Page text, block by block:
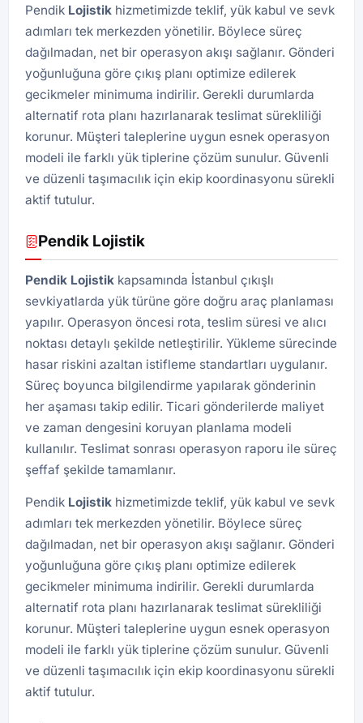
Pendik Lojistik hizmetimizde teklif, yük kabul ve sevk
adımları tek merkezden yönetilir. Böylece süreç
dağılmadan, net bir operasyon akışı sağlanır. Gönderi
yoğunluğuna göre çıkış planı optimize edilerek
gecikmeler minimuma indirilir. Gerekli durumlarda
alternatif rota planı hazırlanarak teslimat sürekliliği
korunur. Müşteri taleplerine uygun esnek operasyon
modeli ile farklı yük tiplerine çözüm sunulur. Güvenli
ve düzenli taşımacılık için ekip koordinasyonu sürekli
aktif tutulur.
Pendik Lojistik
Pendik Lojistik kapsamında İstanbul çıkışlı
sevkiyatlarda yük türüne göre doğru araç planlaması
yapılır. Operasyon öncesi rota, teslim süresi ve alıcı
noktası detaylı şekilde netleştirilir. Yükleme sürecinde
hasar riskini azaltan istifleme standartları uygulanır.
Süreç boyunca bilgilendirme yapılarak gönderinin
her aşaması takip edilir. Ticari gönderilerde maliyet
ve zaman dengesini koruyan planlama modeli
kullanılır. Teslimat sonrası operasyon raporu ile süreç
şeffaf şekilde tamamlanır.
Pendik Lojistik hizmetimizde teklif, yük kabul ve sevk
adımları tek merkezden yönetilir. Böylece süreç
dağılmadan, net bir operasyon akışı sağlanır. Gönderi
yoğunluğuna göre çıkış planı optimize edilerek
gecikmeler minimuma indirilir. Gerekli durumlarda
alternatif rota planı hazırlanarak teslimat sürekliliği
korunur. Müşteri taleplerine uygun esnek operasyon
modeli ile farklı yük tiplerine çözüm sunulur. Güvenli
ve düzenli taşımacılık için ekip koordinasyonu sürekli
aktif tutulur.